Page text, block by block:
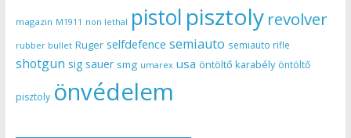
magazin M1911 non lethal pistol pisztoly revolver
rubber bullet Ruger selfdefence semiauto semiauto rifle
shotgun sig sauer smg umarex usa öntöltő karabély öntöltő
pisztoly önvédelem